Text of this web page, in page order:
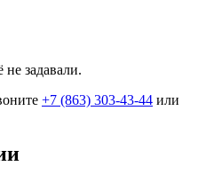
задавали.
+7 (863) 303-43-44 или